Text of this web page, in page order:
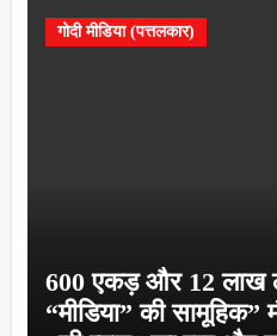
गोदी मीडिया (पत्तलकार)
600 एकड़ और 12 लाख
“मीडिया” की